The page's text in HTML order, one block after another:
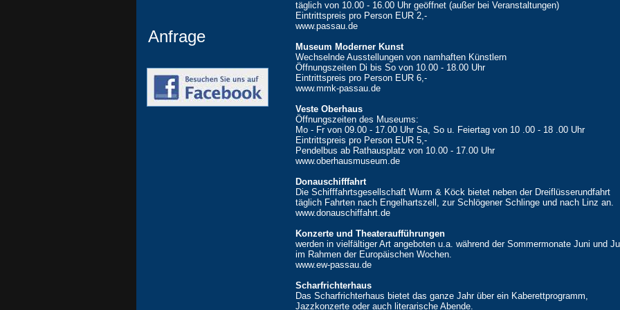
Anfrage
täglich von 10.00 - 16.00 Uhr geöffnet (außer bei Veranstaltungen)
Eintrittspreis pro Person EUR 2,-
www.passau.de
Museum Moderner Kunst
Wechselnde Ausstellungen von namhaften Künstlern
Öffnungszeiten Di bis So von 10.00 - 18.00 Uhr
Eintrittspreis pro Person EUR 6,-
www.mmk-passau.de
Veste Oberhaus
Öffnungszeiten des Museums:
Mo - Fr von 09.00 - 17.00 Uhr Sa, So u. Feiertag von 10 .00 - 18 .00 Uhr
Eintrittspreis pro Person EUR 5,-
Pendelbus ab Rathausplatz von 10.00 - 17.00 Uhr
www.oberhausmuseum.de
Donauschifffahrt
Die Schifffahrtsgesellschaft Wurm & Köck bietet neben der Dreiflüsserundfahrt
täglich Fahrten nach Engelhartszell, zur Schlögener Schlinge und nach Linz an.
www.donauschiffahrt.de
Konzerte und Theateraufführungen
werden in vielfältiger Art angeboten u.a. während der Sommermonate Juni und
im Rahmen der Europäischen Wochen.
www.ew-passau.de
Scharfrichterhaus
Das Scharfrichterhaus bietet das ganze Jahr über ein Kaberettprogramm,
Jazzkonzerte oder auch literarische Abende.